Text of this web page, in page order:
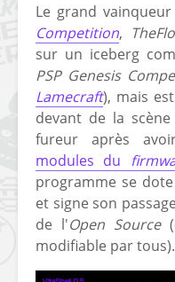
Le grand
Competition,
sur un iceberg
PSP Genesis
Lamecraft), mais
devant de la
fureur après
modules du
programme se
et signe son
de l'Open Source
modifiable par tous).